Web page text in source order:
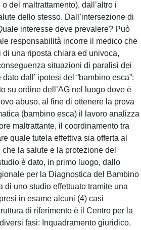
del maltrattamento), dall’altro i
dello stesso. Dall’intersezione di
interesse deve prevalere? Può
responsabilità incorre il medico che
di una riposta chiara ed univoca,
situazioni di paralisi dei
dall’ ipotesi del “bambino esca”:
su ordine dell’AG nel luogo dove è
abuso, al fine di ottenere la prova
(bambino esca) il lavoro analizza
maltrattante, il coordinamento tra
quale tutela effettiva sia offerta al
la salute e la protezione del
è dato, in primo luogo, dallo
per la Diagnostica del Bambino
di uno studio effettuato tramite una
in esame alcuni (4) casi
di riferimento è il Centro per la
fasi: Inquadramento giuridico,